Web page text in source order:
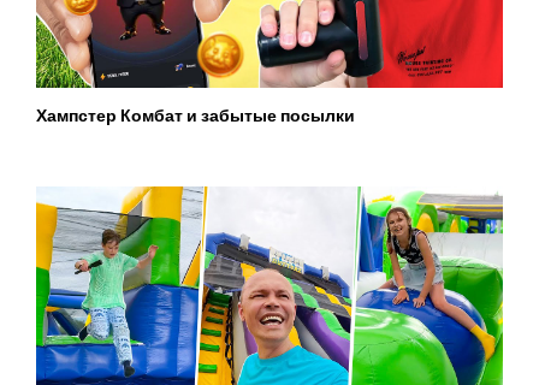
Хампстер Комбат и забытые посылки